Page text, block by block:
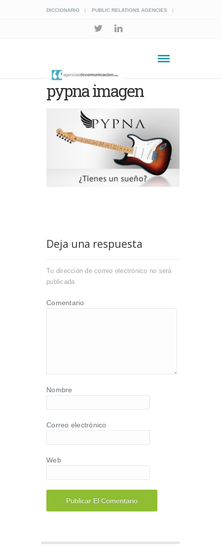
DICCIONARIO PUBLIC RELATIONS AGENCIES
pypna imagen
Deja una respuesta
Tu dirección de correo electrónico no será
publicada.
Comentario
Nombre
Correo electrónico
Web